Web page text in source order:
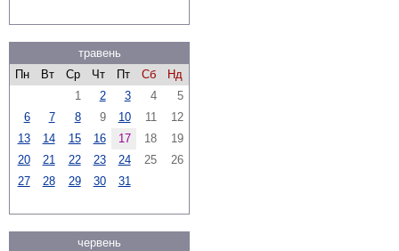
травень
Пн
Вт Ср Чт Пт Сб
Нд
1
2 3 4
5
6
7 8 9 10 11
12
13
14 15 16 17 18
19
20
21 22 23 24 25
26
27
28 29 30 31
червень